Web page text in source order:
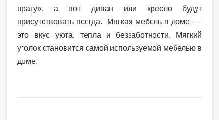
врагу», а вот диван или кресло будут
присутствовать всегда. Мягкая мебель в доме —
это вкус уюта, тепла и беззаботности. Мягкий
уголок становится самой используемой мебелью в
доме.